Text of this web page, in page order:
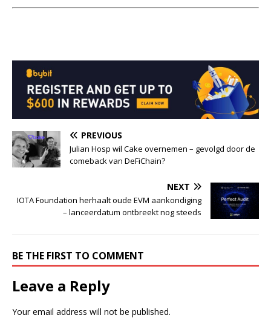
PREVIOUS
Julian Hosp wil Cake overnemen – gevolgd door de
comeback van DeFiChain?
NEXT
IOTA Foundation herhaalt oude EVM aankondiging
– lanceerdatum ontbreekt nog steeds
BE THE FIRST TO COMMENT
Leave a Reply
Your email address will not be published.